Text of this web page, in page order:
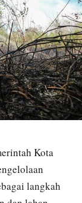
Kota
langkah